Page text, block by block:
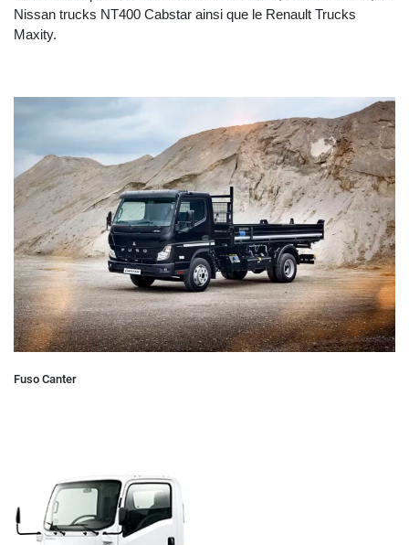
Nissan trucks NT400 Cabstar ainsi que le Renault Trucks
Maxity.
Fuso Canter